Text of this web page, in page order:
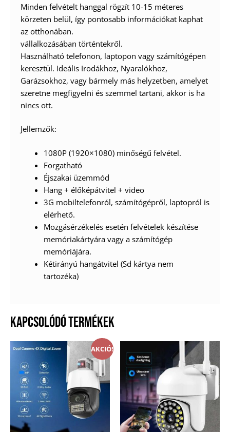
Minden felvételt hanggal rögzít 10-15 méteres
körzeten belül, így pontosabb információkat kaphat
az otthonában.
vállalkozásában történtekről.
Használható telefonon, laptopon vagy számítógépen
keresztül. Ideális Irodákhoz, Nyaralókhoz,
Garázsokhoz, vagy bármely más helyzetben, amelyet
szeretne megfigyelni és szemmel tartani, akkor is ha
nincs ott.
Jellemzők:
1080P (1920×1080) minőségű felvétel.
Forgatható
Éjszakai üzemmód
Hang + élőképátvitel + video
3G mobiltelefonról, számítógépről, laptopról is
elérhető.
Mozgásérzékelés esetén felvételek készítése
memóriakártyára vagy a számítógép
memóriájára.
Kétirányú hangátvitel (Sd kártya nem
tartozéka)
KAPCSOLÓDÓ TERMÉKEK
AKCIÓ!